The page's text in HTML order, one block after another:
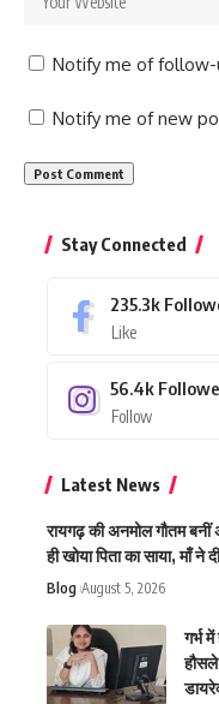
Notify me of
Notify me of new
Stay Connected
235.3k
Like
56.4k
Follow
Latest News
रायगढ़ की अनमोल गौतम
ही खोया पिता का साया, माँ ने
Blog August 5, 2026
गर्भ